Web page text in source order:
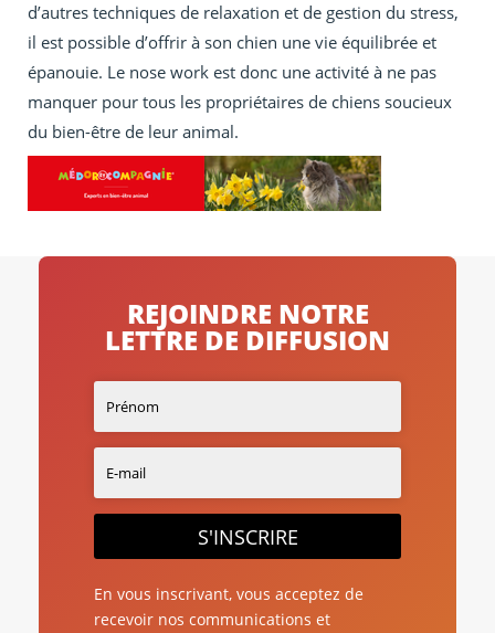
d’autres techniques de relaxation et de gestion du stress,
il est possible d’offrir à son chien une vie équilibrée et
épanouie. Le nose work est donc une activité à ne pas
manquer pour tous les propriétaires de chiens soucieux
du bien-être de leur animal.
REJOINDRE NOTRE
LETTRE DE DIFFUSION
S'INSCRIRE
En vous inscrivant, vous acceptez de
recevoir nos communications et